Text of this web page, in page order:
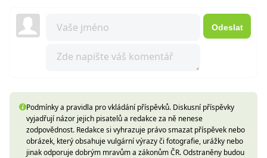
Odeslat
Podmínky a pravidla pro vkládání příspěvků. Diskusní příspěvky
vyjadřují názor jejich pisatelů a redakce za ně nenese
zodpovědnost. Redakce si vyhrazuje právo smazat příspěvek nebo
obrázek, který obsahuje vulgární výrazy či fotografie, urážky nebo
jinak odporuje dobrým mravům a zákonům ČR. Odstraněny budou